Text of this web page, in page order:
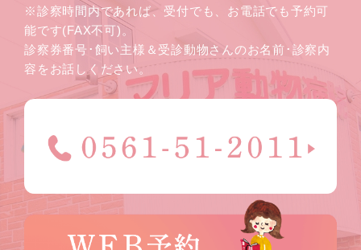
※診察時間内であれば、受付でも、お電話でも予約可
能です(FAX不可)。
診察券番号･飼い主様＆受診動物さんのお名前･診察内
容をお話しください。